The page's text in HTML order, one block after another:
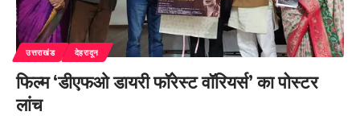
उत्तराखंड देहरादून
फिल्म ‘डीएफओ डायरी फॉरेस्ट वॉरियर्स’ का पोस्टर
लांच